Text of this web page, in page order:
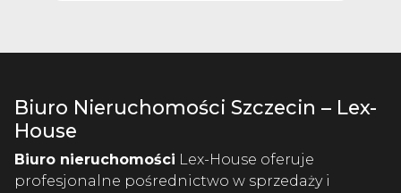
Biuro Nieruchomości Szczecin – Lex-
House
Biuro nieruchomości Lex-House oferuje
profesjonalne pośrednictwo w sprzedaży i